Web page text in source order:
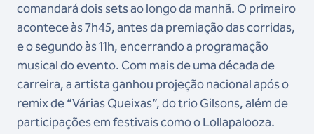
comandará dois sets ao longo da manhã. O primeiro
acontece às 7h45, antes da premiação das corridas,
e o segundo às 11h, encerrando a programação
musical do evento. Com mais de uma década de
carreira, a artista ganhou projeção nacional após o
remix de “Várias Queixas”, do trio Gilsons, além de
participações em festivais como o Lollapalooza.